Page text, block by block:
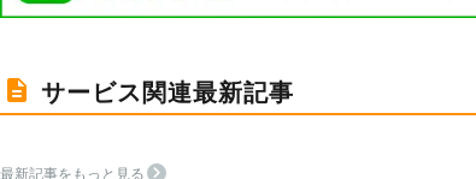
サービス関連最新記事
最新記事をもっと見る